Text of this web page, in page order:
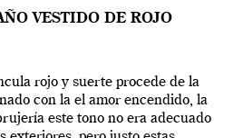
VESTIDO DE ROJO
rojo y suerte procede de la
con la el amor encendido, la
este tono no era adecuado